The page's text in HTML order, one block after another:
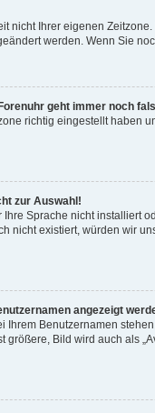
nicht Ihrer eigenen
werden. Wenn Sie
geht immer noch
richtig eingestellt haben
zur Auswahl!
Sprache nicht installiert
nicht existiert, würden wir
angezeigt
Benutzernamen
größere, Bild wird auch als